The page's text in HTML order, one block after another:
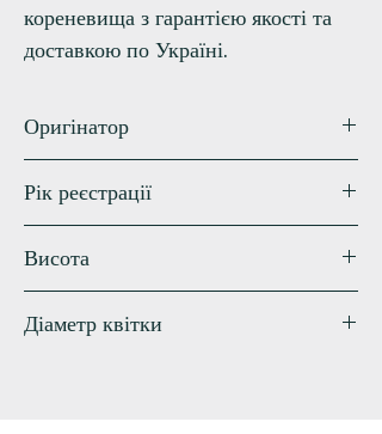
кореневища з гарантією якості та
доставкою по Україні.
Оригінатор
Рік реєстрації
Висота
Діаметр квітки